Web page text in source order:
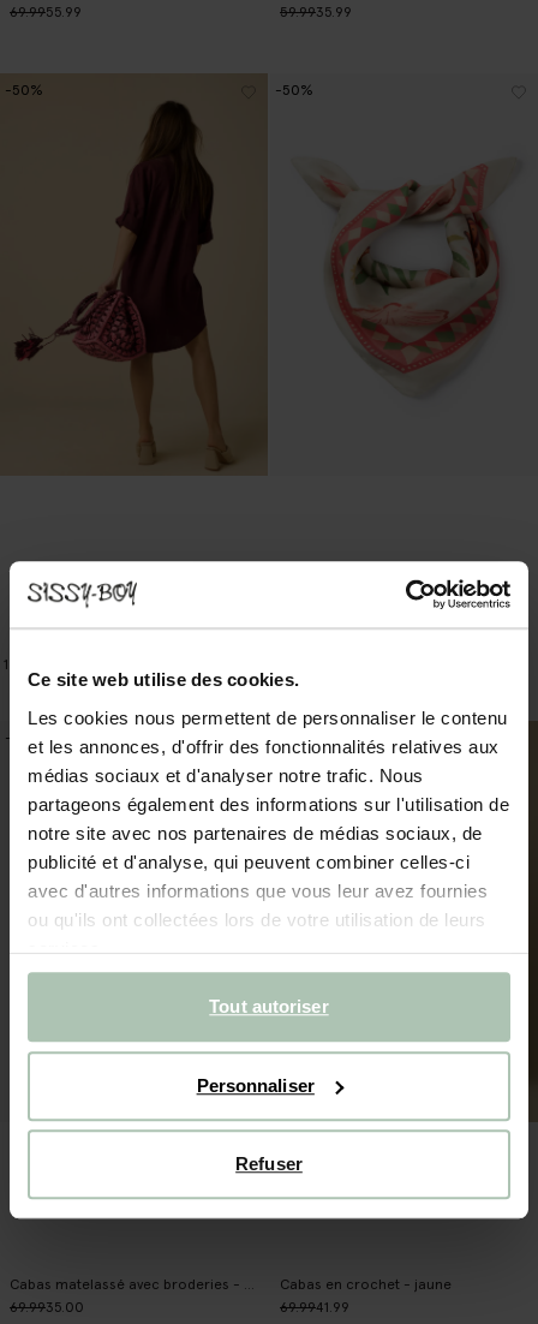
Ce site web utilise des cookies.
Les cookies nous permettent de personnaliser le contenu
et les annonces, d'offrir des fonctionnalités relatives aux
médias sociaux et d'analyser notre trafic. Nous
partageons également des informations sur l'utilisation de
notre site avec nos partenaires de médias sociaux, de
publicité et d'analyse, qui peuvent combiner celles-ci
avec d'autres informations que vous leur avez fournies
ou qu'ils ont collectées lors de votre utilisation de leurs
services.
Tout autoriser
Personnaliser
Refuser
69.9955.99
59.9935.99
-50%
1
-50%
69.9935.00
-50%
Cabas en crochet - jaune
69.9941.99
-40%